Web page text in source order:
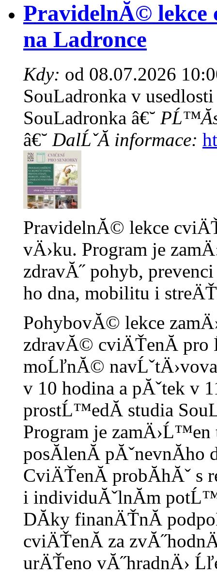
PravidelnĂ© lekce
na Ladronce
Kdy: od 08.07.2026
SouLadronka v
SouLadronka â€˘
â€˘ DalĹˇĂ­ informace:
PravidelnĂ© lekce
vÄ›ku. Program je
zdravĂ˝ pohyb,
ho dna, mobilitu i
PohybovĂ© lekce
zdravĂ© cviÄŤenĂ­ pro
moĹľnĂ©
v 10 hodina a pĂˇtek v
prostĹ™edĂ­ studia
Program je
posĂ­lenĂ­ pĂˇnevnĂ­ho
CviÄŤenĂ­ probĂ­hĂˇ s
i individuĂˇlnĂ­m
DĂ­ky finanÄŤnĂ­
cviÄŤenĂ­ za
urÄŤeno vĂ˝hradnÄ›